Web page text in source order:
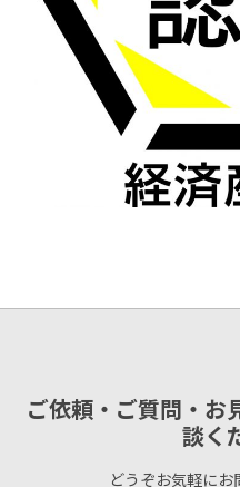
ご依頼・ご質問・お
談く
どうぞお気軽にお